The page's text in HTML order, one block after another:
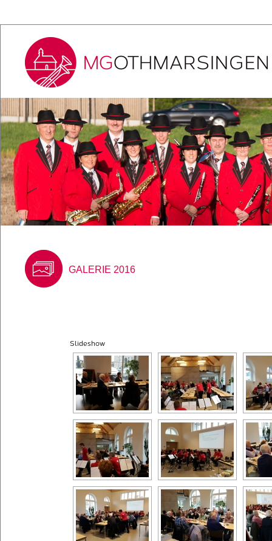
GALERIE 2016
Slideshow